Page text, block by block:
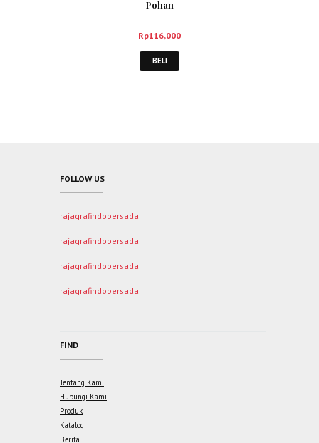
Pohan
Rp116,000
BELI
FOLLOW US
rajagrafindopersada
rajagrafindopersada
rajagrafindopersada
rajagrafindopersada
FIND
Tentang Kami
Hubungi Kami
Produk
Katalog
Berita